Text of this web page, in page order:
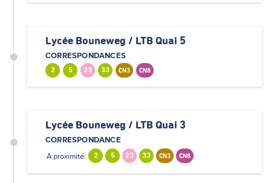
Lycée Bouneweg / LTB Quai 5
CORRESPONDANCES
2 5 23 33 CN3 CN8
Lycée Bouneweg / LTB Quai 3
CORRESPONDANCE
A proximité:
2 5 23 33 CN3 CN8